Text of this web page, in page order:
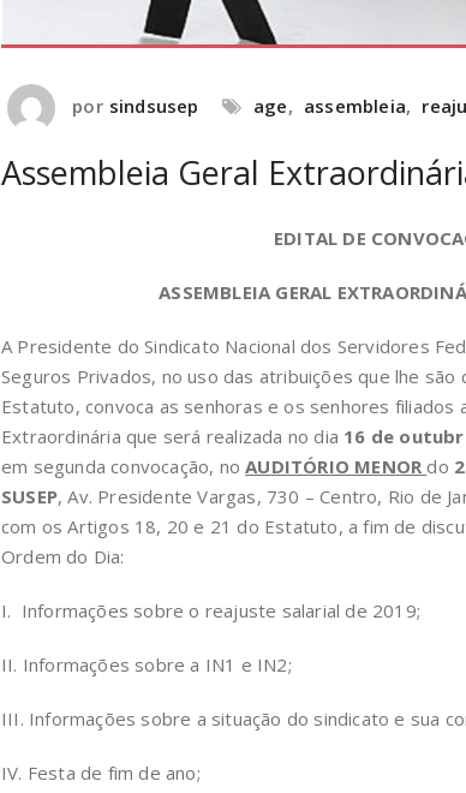
por sindsusep age, assembleia,
Assembleia Geral
EDITAL DE
ASSEMBLEIA GERAL
A Presidente do Sindicato Nacional dos Servidores
Seguros Privados, no uso das atribuições que lhe
Estatuto, convoca as senhoras e os senhores filiados
Extraordinária que será realizada no dia 16 de
em segunda convocação, noAUDITÓRIO MENOR do
SUSEP, Av. Presidente Vargas, 730 – Centro, Rio de
com os Artigos 18, 20 e 21 do Estatuto, a fim de
Ordem do Dia:
I. Informações sobre o reajuste salarial de 2019;
II. Informações sobre a IN1 e IN2;
III. Informações sobre a situação do sindicato e sua
IV. Festa de fim de ano;